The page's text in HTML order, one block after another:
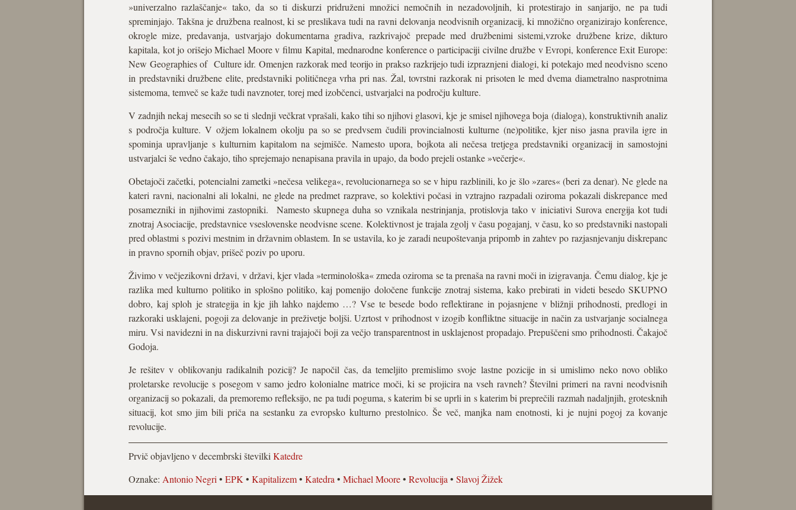
»univerzalno razlaščanje« tako, da so ti diskurzi pridruženi množici nemočnih in nezadovoljnih, ki protestirajo in sanjarijo, ne pa tudi
spreminjajo. Takšna je družbena realnost, ki se preslikava tudi na ravni delovanja neodvisnih organizacij, ki množično organizirajo konference,
okrogle mize, predavanja, ustvarjajo dokumentarna gradiva, razkrivajoč prepade med družbenimi sistemi,vzroke družbene krize, dikturo
kapitala, kot jo orišejo Michael Moore v filmu Kapital, mednarodne konference o participaciji civilne družbe v Evropi, konference Exit Europe:
New Geographies of Culture idr. Omenjen razkorak med teorijo in prakso razkrijejo tudi izpraznjeni dialogi, ki potekajo med neodvisno sceno
in predstavniki družbene elite, predstavniki političnega vrha pri nas. Žal, tovrstni razkorak ni prisoten le med dvema diametralno nasprotnima
sistemoma, temveč se kaže tudi navznoter, torej med izobčenci, ustvarjalci na področju kulture.
V zadnjih nekaj mesecih so se ti slednji večkrat vprašali, kako tihi so njihovi glasovi, kje je smisel njihovega boja (dialoga), konstruktivnih analiz
s področja kulture. V ožjem lokalnem okolju pa so se predvsem čudili provincialnosti kulturne (ne)politike, kjer niso jasna pravila igre in
spominja upravljanje s kulturnim kapitalom na sejmišče. Namesto upora, bojkota ali nečesa tretjega predstavniki organizacij in samostojni
ustvarjalci še vedno čakajo, tiho sprejemajo nenapisana pravila in upajo, da bodo prejeli ostanke »večerje«.
Obetajoči začetki, potencialni zametki »nečesa velikega«, revolucionarnega so se v hipu razblinili, ko je šlo »zares« (beri za denar). Ne glede na
kateri ravni, nacionalni ali lokalni, ne glede na predmet razprave, so kolektivi počasi in vztrajno razpadali oziroma pokazali diskrepance med
posamezniki in njihovimi zastopniki. Namesto skupnega duha so vznikala nestrinjanja, protislovja tako v iniciativi Surova energija kot tudi
znotraj Asociacije, predstavnice vseslovenske neodvisne scene. Kolektivnost je trajala zgolj v času pogajanj, v času, ko so predstavniki nastopali
pred oblastmi s pozivi mestnim in državnim oblastem. In se ustavila, ko je zaradi neupoštevanja pripomb in zahtev po razjasnjevanju diskrepanc
in pravno spornih objav, prišeč poziv po uporu.
Živimo v večjezikovni državi, v državi, kjer vlada »terminološka« zmeda oziroma se ta prenaša na ravni moči in izigravanja. Čemu dialog, kje je
razlika med kulturno politiko in splošno politiko, kaj pomenijo določene funkcije znotraj sistema, kako prebirati in videti besedo SKUPNO
dobro, kaj sploh je strategija in kje jih lahko najdemo …? Vse te besede bodo reflektirane in pojasnjene v bližnji prihodnosti, predlogi in
razkoraki usklajeni, pogoji za delovanje in preživetje boljši. Uzrtost v prihodnost v izogib konfliktne situacije in način za ustvarjanje socialnega
miru. Vsi navidezni in na diskurzivni ravni trajajoči boji za večjo transparentnost in usklajenost propadajo. Prepuščeni smo prihodnosti. Čakajoč
Godoja.
Je rešitev v oblikovanju radikalnih pozicij? Je napočil čas, da temeljito premislimo svoje lastne pozicije in si umislimo neko novo obliko
proletarske revolucije s posegom v samo jedro kolonialne matrice moči, ki se projicira na vseh ravneh? Številni primeri na ravni neodvisnih
organizacij so pokazali, da premoremo refleksijo, ne pa tudi poguma, s katerim bi se uprli in s katerim bi preprečili razmah nadaljnjih, grotesknih
situacij, kot smo jim bili priča na sestanku za evropsko kulturno prestolnico. Še več, manjka nam enotnosti, ki je nujni pogoj za kovanje
revolucije.
Prvič objavljeno v decembrski številki Katedre
Oznake: Antonio Negri • EPK • Kapitalizem• Katedra • Michael Moore• Revolucija • Slavoj Žižek